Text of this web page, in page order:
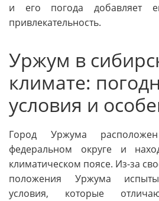
и его погода добавляет
привлекательность.
Уржум в
климате:
условия и
Город Уржума
федеральном округе и
климатическом поясе. Из-за
положения Уржума
условия, которые